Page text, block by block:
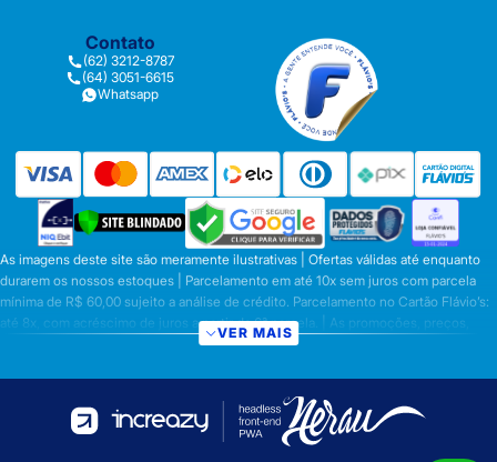
Contato
(62) 3212-8787
(64) 3051-6615
Whatsapp
As imagens deste site são meramente ilustrativas | Ofertas válidas até enquanto
durarem os nossos estoques | Parcelamento em até 10x sem juros com parcela
mínima de R$ 60,00 sujeito a análise de crédito. Parcelamento no Cartão Flávio’s:
até 8x, com acréscimo de juros a partir da 6ª parcela. | As promoções, preços,
parcelamentos e condições de pagamento são válidas apenas para compras
preços válidos para os produtos serão aqueles exibidos no ato da conclusão da
operação, conforme exibição, e desde que haja disponibilidade dos produtos |
Frete Grátis para compras em Goiás, DF com pedido mínimo de R$ 349,90,
VER MAIS